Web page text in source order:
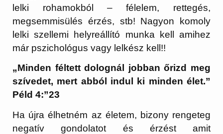
lelki rohamokból – félelem, rettegés,
megsemmisülés érzés, stb! Nagyon komoly
lelki szellemi helyreállító munka kell amihez
már pszichológus vagy lelkész kell!!
„Minden féltett dolognál jobban őrizd meg
szívedet, mert abból indul ki minden élet.”
Péld 4:”23
Ha újra élhetném az életem, bizony rengeteg
negatív gondolatot és érzést amit